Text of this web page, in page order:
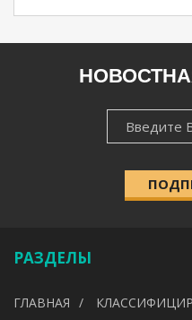
НАСЕЛЁННЫЙ ПУНКТ
РАЗДЕЛЫ
ГЛАВНАЯ